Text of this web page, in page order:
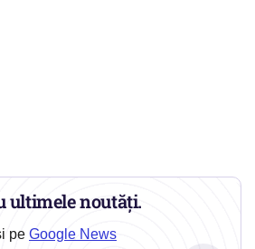
ultimele noutăți.
pe Google News